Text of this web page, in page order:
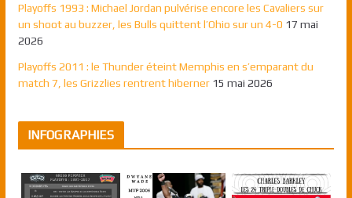
Playoffs 1993 : Michael Jordan pulvérise encore les Cavaliers sur
un shoot au buzzer, les Bulls quittent l’Ohio sur un 4-0 17 mai
2026
Playoffs 2011 : le Thunder éteint Memphis en s’emparant du
match 7, les Grizzlies rentrent hiberner 15 mai 2026
INFOGRAPHIES